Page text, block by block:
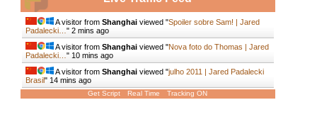
A visitor from Shanghaiviewed "Spoiler sobre Sam! | Jared
Padalecki… " 2 mins ago
A visitor from Shanghaiviewed "Nova foto do Thomas | Jared
Padalecki… " 10 mins ago
A visitor from Shanghaiviewed "julho 2011 | Jared Padalecki
Brasil" 14 mins ago
Get Script Real Time Tracking ON